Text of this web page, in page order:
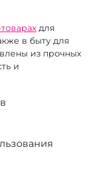
для
в быту для
из прочных
и